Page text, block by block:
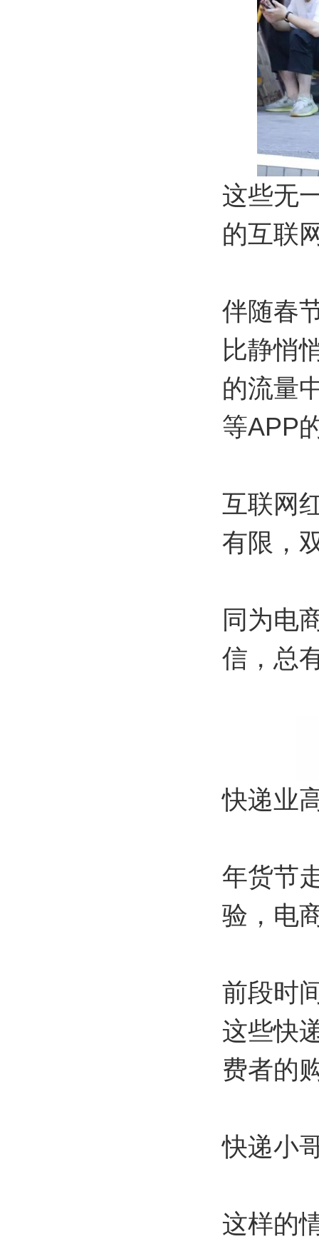
这些无
的互联
伴随春
比静悄
的流量
等APP
互联网
有限，
同为电
信，总
快递业
年货节
验，电
前段时
这些快
费者的
快递小
这样的